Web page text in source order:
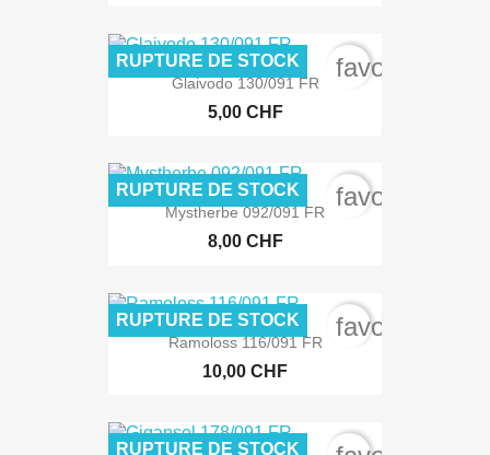
Glaivodo 130/091 FR
5,00 CHF
RUPTURE DE STOCK
Mystherbe 092/091 FR
8,00 CHF
RUPTURE DE STOCK
Ramoloss 116/091 FR
10,00 CHF
RUPTURE DE STOCK
RUPTURE DE STOCK